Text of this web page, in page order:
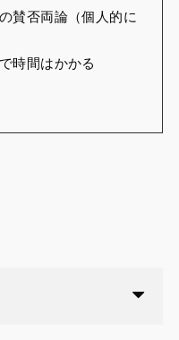
賛否両論（個人的に
時間はかかる